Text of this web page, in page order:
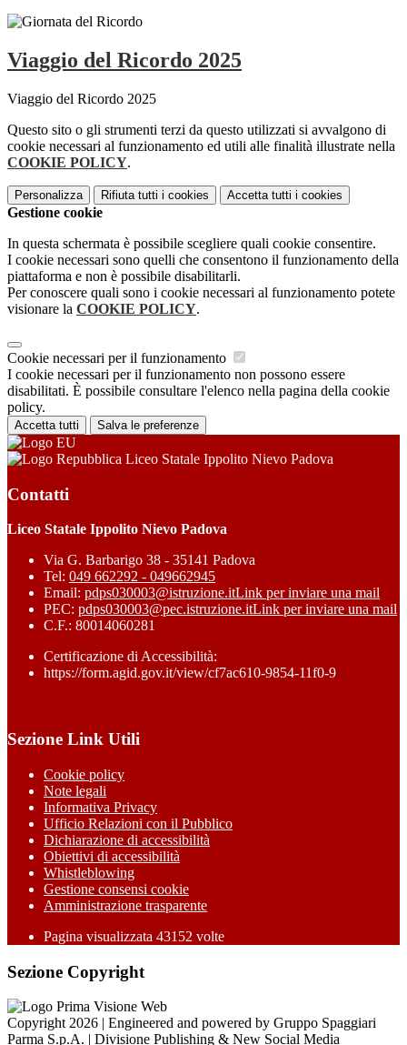
Viaggio del Ricordo 2025
Viaggio del Ricordo 2025
Questo sito o gli strumenti terzi da questo utilizzati si avvalgono di
cookie necessari al funzionamento ed utili alle finalità illustrate nella
COOKIE POLICY.
Personalizza Rifiuta tutti i cookies Accetta tutti i cookies
Gestione cookie
In questa schermata è possibile scegliere quali cookie consentire.
I cookie necessari sono quelli che consentono il funzionamento della
piattaforma e non è possibile disabilitarli.
Per conoscere quali sono i cookie necessari al funzionamento potete
visionare la COOKIE POLICY.
Cookie necessari per il funzionamento
I cookie necessari per il funzionamento non possono essere
disabilitati. È possibile consultare l'elenco nella pagina della cookie
policy.
Accetta tutti Salva le preferenze
Liceo Statale Ippolito Nievo Padova
Contatti
Liceo Statale Ippolito Nievo Padova
Via G. Barbarigo 38 - 35141 Padova
Tel: 049 662292 - 049662945
Email: pdps030003@istruzione.itLink per inviare una mail
PEC: pdps030003@pec.istruzione.itLink per inviare una mail
C.F.: 80014060281
Certificazione di Accessibilità:
https://form.agid.gov.it/view/cf7ac610-9854-11f0-9
Sezione Link Utili
Cookie policy
Note legali
Informativa Privacy
Ufficio Relazioni con il Pubblico
Dichiarazione di accessibilità
Obiettivi di accessibilità
Whistleblowing
Gestione consensi cookie
Amministrazione trasparente
Pagina visualizzata 43152 volte
Sezione Copyright
Copyright 2026 | Engineered and powered by Gruppo Spaggiari
Parma S.p.A. | Divisione Publishing & New Social Media